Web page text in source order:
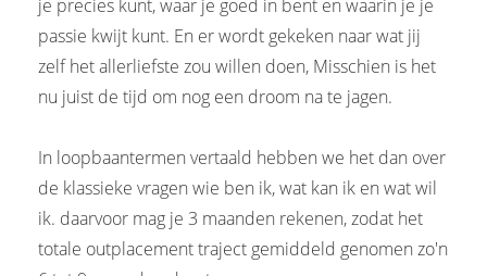
je precies kunt, waar je goed in bent en waarin je je
passie kwijt kunt. En er wordt gekeken naar wat jij
zelf het allerliefste zou willen doen, Misschien is het
nu juist de tijd om nog een droom na te jagen.
In loopbaantermen vertaald hebben we het dan over
de klassieke vragen wie ben ik, wat kan ik en wat wil
ik. daarvoor mag je 3 maanden rekenen, zodat het
totale outplacement traject gemiddeld genomen zo'n